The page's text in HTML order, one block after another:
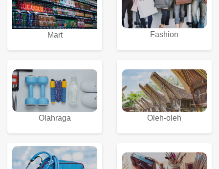
Mart Fashion
Olahraga Oleh-oleh